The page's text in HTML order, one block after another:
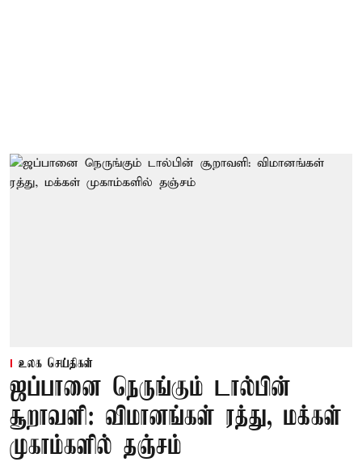
உலக செய்திகள்
ஜப்பானை நெருங்கும் டால்பின்
சூறாவளி: விமானங்கள் ரத்து, மக்கள்
முகாம்களில் தஞ்சம்